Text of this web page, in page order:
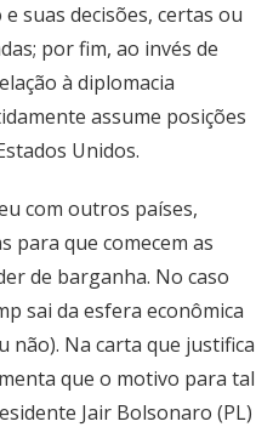
suas decisões, certas ou
por fim, ao invés de
à diplomacia
assume posições
Unidos.
com outros países,
para que comecem as
de barganha. No caso
sai da esfera econômica
não). Na carta que justifica
que o motivo para tal
Jair Bolsonaro (PL)